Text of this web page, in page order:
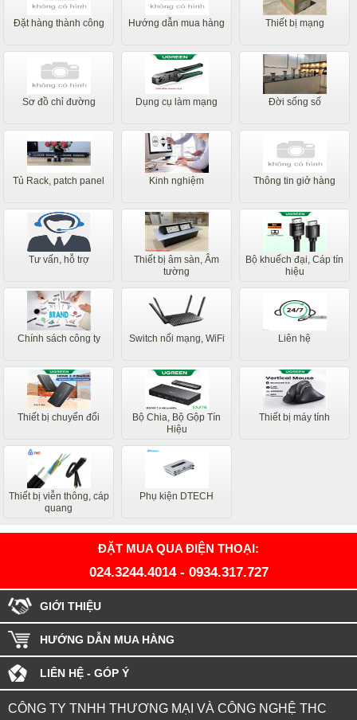
Đặt hàng thành công Hướng dẫn mua hàng Thiết bị mạng
Sơ đồ chỉ đường Dụng cụ làm mạng Đời sống số
Tủ Rack, patch panel Kinh nghiệm Thông tin giở hàng
Tư vấn, hỗ trợ
Thiết bị âm sàn, Âm
tường
Bộ khuếch đại, Cáp tín
hiệu
Chính sách công ty Switch nối mạng, WiFi Liên hệ
Thiết bị chuyển đổi
Bộ Chia, Bộ Gộp Tín
Hiệu
Thiết bị máy tính
Thiết bị viễn thông, cáp
quang
Phụ kiện DTECH
ĐẶT MUA QUA ĐIỆN THOẠI:
024.3244.4014- 0934.317.727
GIỚI THIỆU
HƯỚNG DẪN MUA HÀNG
LIÊN HỆ - GÓP Ý
CÔNG TY TNHH THƯƠNG MẠI VÀ CÔNG NGHỆ THC